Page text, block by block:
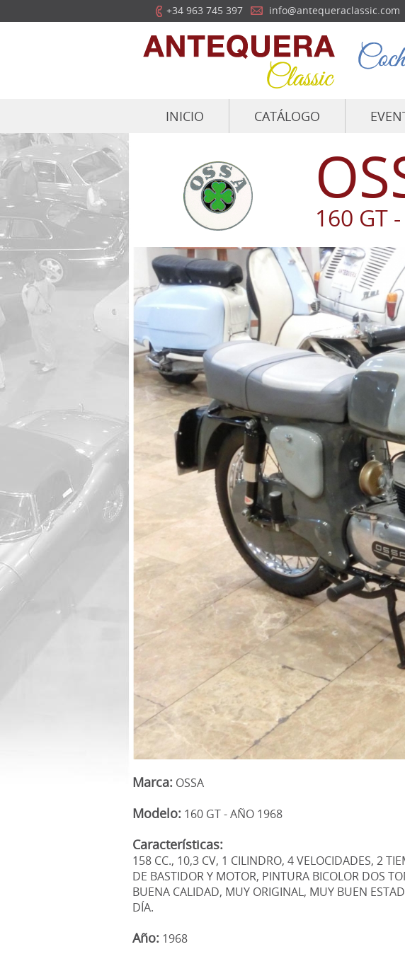
+34 963 745 397 info@antequeraclassic.com
INICIO CATÁLOGO
160 GT
Marca: OSSA
Modelo: 160 GT - AÑO 1968
Características:
158 CC., 10,3 CV, 1 CILINDRO, 4 VELOCIDADES, 2
DE BASTIDOR Y MOTOR, PINTURA BICOLOR DOS
BUENA CALIDAD, MUY ORIGINAL, MUY BUEN
DÍA.
Año: 1968